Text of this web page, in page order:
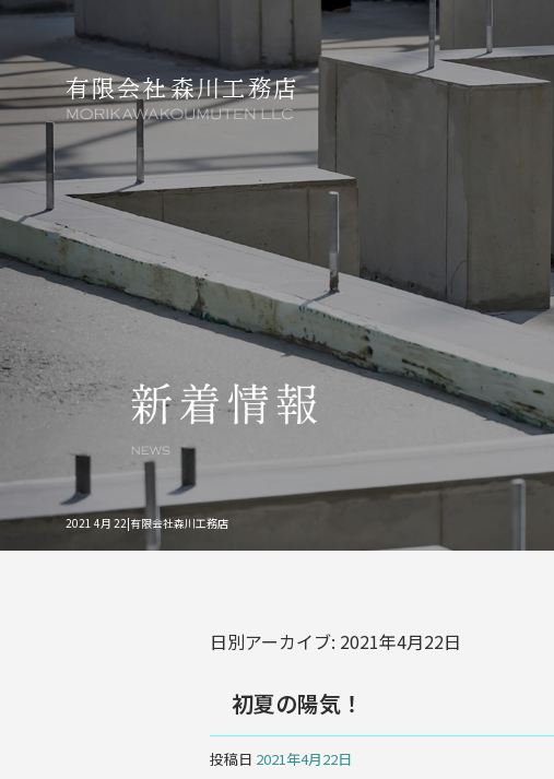
2021 4月 22|有限会社森川工務店
日別アーカイブ: 2021年4月22日
初夏の陽気！
投稿日 2021年4月22日